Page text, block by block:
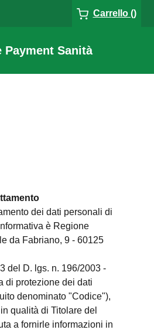
Carrello ()
Payment Sanità
dei dati personali di
è Regione
da Fabriano, 9 - 60125
del D. lgs. n. 196/2003 -
di protezione dei dati
denominato "Codice"),
qualità di Titolare del
a fornirle informazioni in